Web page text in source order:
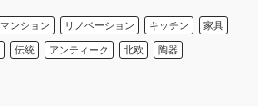
マンション リノベーション キッチン
家具
伝統 アンティーク 北欧 陶器